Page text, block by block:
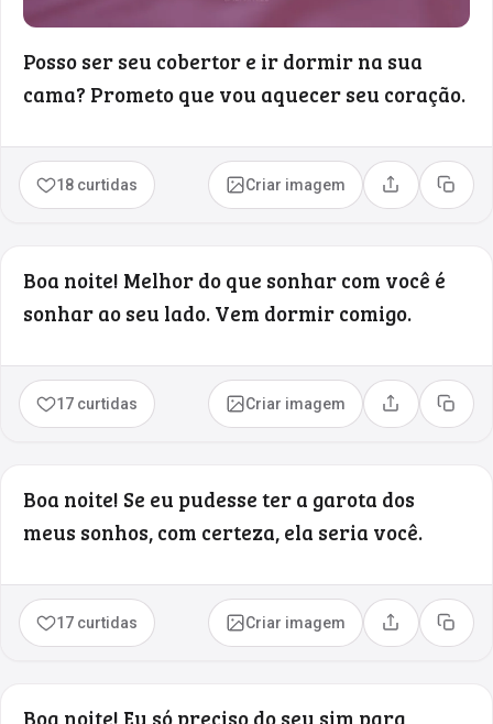
Posso ser seu cobertor e ir dormir na sua
cama? Prometo que vou aquecer seu coração.
18 curtidas Criar imagem Compartilhar
Copiar
Boa noite! Melhor do que sonhar com você é
sonhar ao seu lado. Vem dormir comigo.
17 curtidas Criar imagem Compartilhar
Copiar
Boa noite! Se eu pudesse ter a garota dos
meus sonhos, com certeza, ela seria você.
17 curtidas Criar imagem Compartilhar
Copiar
Boa noite! Eu só preciso do seu sim para